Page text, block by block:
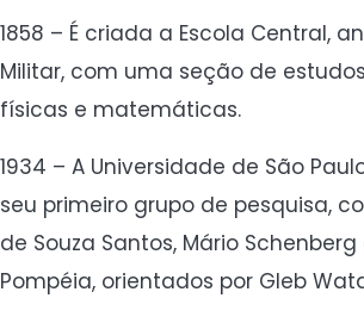
1858 – É criada a Escola Central,
Militar, com uma seção de
físicas e matemáticas.
1934 – A Universidade de São
seu primeiro grupo de pesquisa,
de Souza Santos, Mário Schenberg
Pompéia, orientados por Gleb